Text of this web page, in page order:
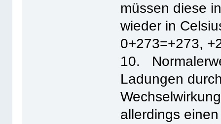
müssen diese
wieder in
0+273=+273,
10.
Ladungen
allerdings